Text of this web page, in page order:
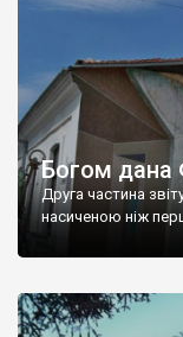
Богом дана
Друга частина
насиченою ніж